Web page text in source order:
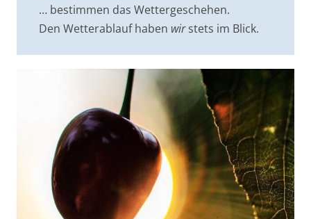
… bestimmen das Wettergeschehen.
Den Wetterablauf haben wirstets im Blick.